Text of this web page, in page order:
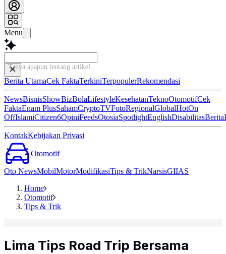
Menu
Tanya apapun tentang artikel ini...
Berita UtamaCek FaktaTerkiniTerpopulerRekomendasi
NewsBisnisShowBizBolaLifestyleKesehatanTeknoOtomotifCek
FaktaEnam PlusSahamCryptoTVFotoRegionalGlobalHotOn
OffIslamiCitizen6OpiniFeedsOtosiaSpotlightEnglishDisabilitasBerita
KontakKebijakan Privasi
Otomotif
Oto NewsMobilMotorModifikasiTips & TrikNarsisGIIAS
Home
Otomotif
Tips & Trik
Lima Tips Road Trip Bersama